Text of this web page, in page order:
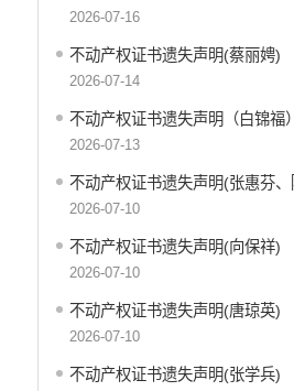
义务教育
政府集中采购
环保督察
医疗卫生
行政处罚和行政强制
乡村振兴工作信息公开
2026-07-16
不动产权证书遗失声明(蔡丽娉)
2026-07-14
不动产权证书遗失声明（白锦福）
2026-07-13
不动产权证书遗失声明(张惠芬、
2026-07-10
不动产权证书遗失声明(向保祥)
2026-07-10
不动产权证书遗失声明(唐琼英)
2026-07-10
不动产权证书遗失声明(张学兵)